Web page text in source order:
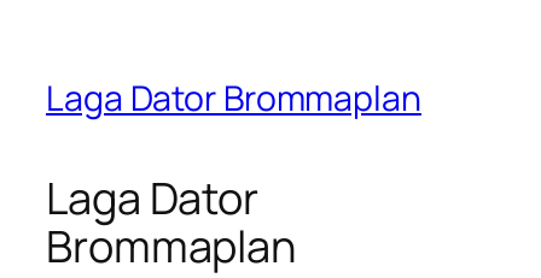
Laga Dator Brommaplan
Laga Dator
Brommaplan